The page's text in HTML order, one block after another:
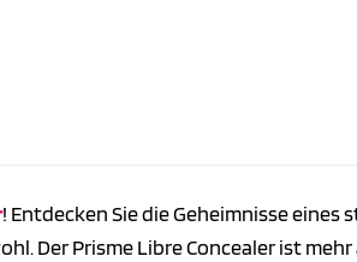
! Entdecken Sie die Geheimnisse eines
Der Prisme Libre Concealer ist mehr